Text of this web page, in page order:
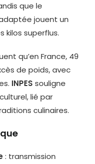
que le
jouent un
kilos superflus.
qu’en France, 49
de poids, avec
INPES souligne
lié par
culinaires.
: transmission